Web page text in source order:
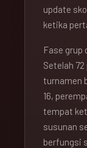
update
ketika
Fase grup
Setelah
turnamen
16,
tempat
susunan
berfungsi